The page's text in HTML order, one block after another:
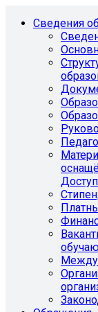
Сведения